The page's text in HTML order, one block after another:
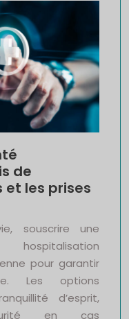
de
et les prises
souscrire une
pour garantir
Les options
d’esprit,
en cas